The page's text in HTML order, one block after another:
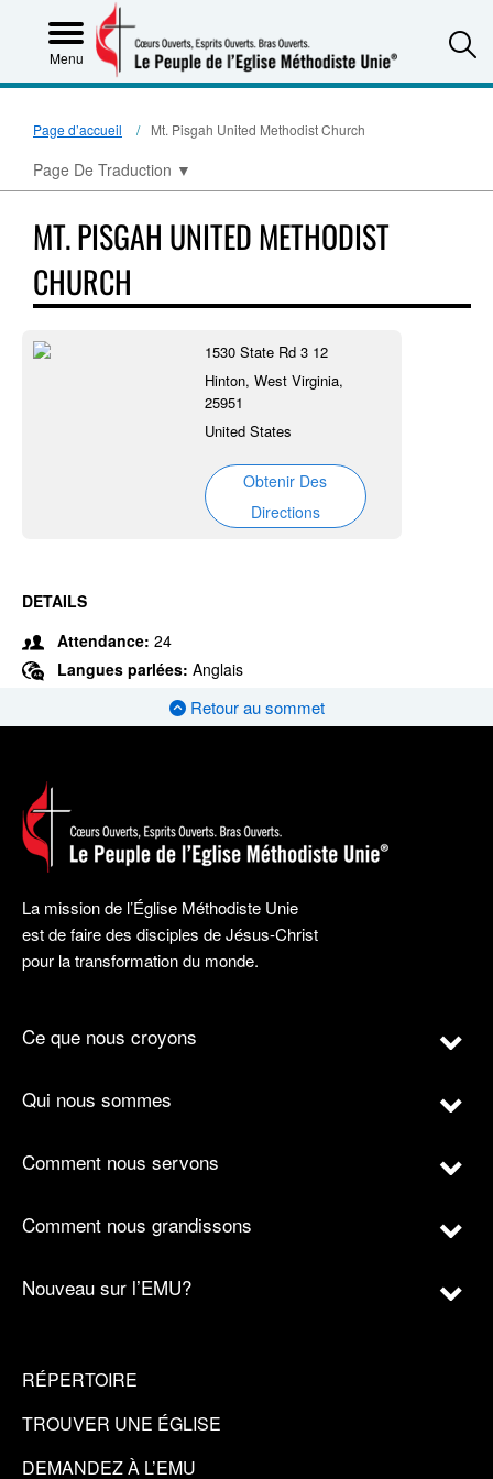
Menu
Page d’accueil Mt. Pisgah United Methodist Church
Page De Traduction ▼
MT. PISGAH UNITED METHODIST
CHURCH
1530 State Rd 3 12
Hinton, West Virginia,
25951
United States
Obtenir Des
Directions
DETAILS
Attendance: 24
Langues parlées: Anglais
Retour au sommet
La mission de l’Église Méthodiste Unie
est de faire des disciples de Jésus-Christ
pour la transformation du monde.
Ce que nous croyons
Qui nous sommes
Comment nous servons
Comment nous grandissons
Nouveau sur l’EMU?
RÉPERTOIRE
TROUVER UNE ÉGLISE
DEMANDEZ À L’EMU